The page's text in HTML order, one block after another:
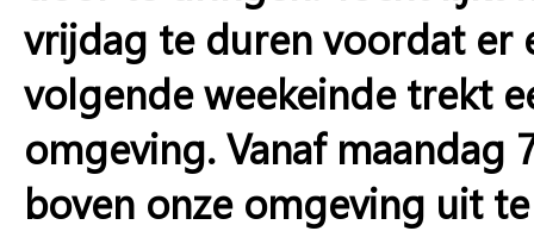
vrijdag te duren voordat er
volgende weekeinde trekt
omgeving. Vanaf
boven onze omgeving uit